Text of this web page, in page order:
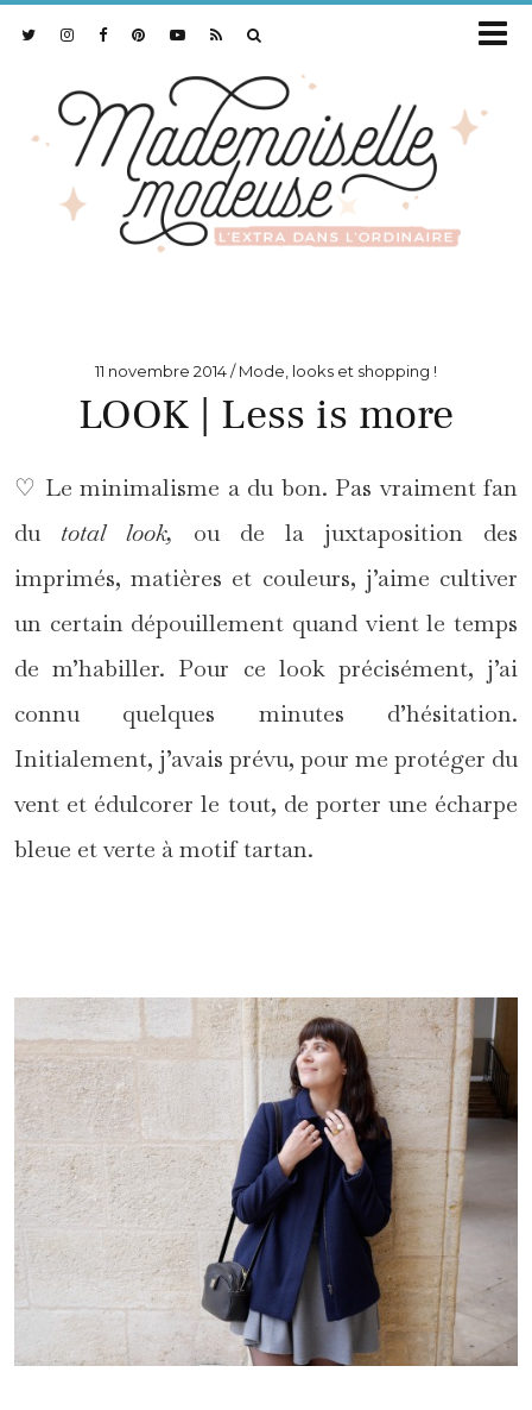
11 novembre 2014 Mode, looks et shopping !
LOOK | Less is more
♡ Le minimalisme a du bon. Pas vraiment fan
du total look, ou de la juxtaposition des
imprimés, matières et couleurs, j’aime cultiver
un certain dépouillement quand vient le temps
de m’habiller. Pour ce look précisément, j’ai
connu quelques minutes d’hésitation.
Initialement, j’avais prévu, pour me protéger du
vent et édulcorer le tout, de porter une écharpe
bleue et verte à motif tartan.